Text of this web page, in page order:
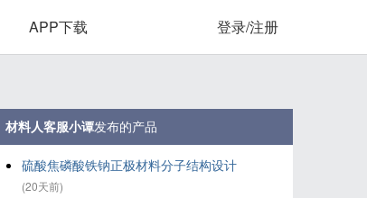
APP下载 登录/注册
材料人客服小谭发布的产品
硫酸焦磷酸铁钠正极材料分子结构设计
(20天前)